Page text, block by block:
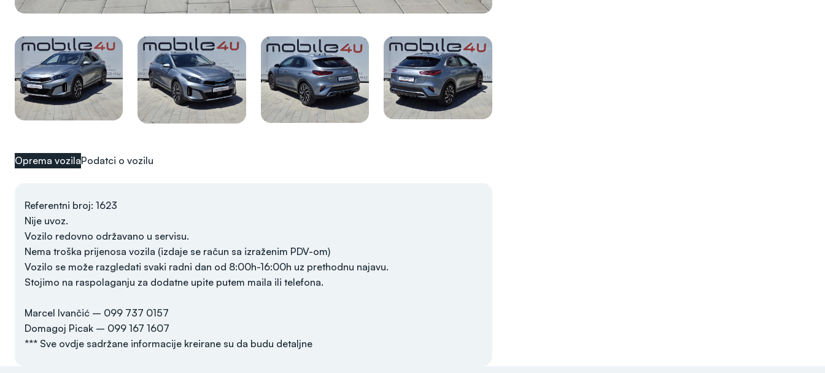
Oprema vozilaPodatci o vozilu
Referentni broj: 1623
Nije uvoz.
Vozilo redovno održavano u servisu.
Nema troška prijenosa vozila (izdaje se račun sa izraženim PDV-om)
Vozilo se može razgledati svaki radni dan od 8:00h-16:00h uz prethodnu najavu.
Stojimo na raspolaganju za dodatne upite putem maila ili telefona.
Marcel Ivančić – 099 737 0157
Domagoj Picak – 099 167 1607
*** Sve ovdje sadržane informacije kreirane su da budu detaljne